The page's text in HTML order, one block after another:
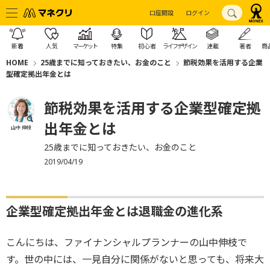
口座開設 ログイン
新着 人気 マーケット 特集 初心者 ライフデザイン 連載 著者 商
HOME 25歳までに知っておきたい、お金のこと
節税効果を活用する企業
型確定拠出年金とは
山中 伸枝
節税効果を活用する企業型確定拠
出年金とは
25歳までに知っておきたい、お金のこと
2019/04/19
企業型確定拠出年金とは退職金の進化系
こんにちは、ファイナンシャルプランナーの山中伸枝で
す。世の中には、一見自分に関係がないと思っても、将来大